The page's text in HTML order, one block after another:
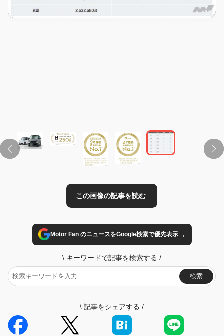
Motor Fan のニュースをGoogle検索で優先表示→
\ キーワードで記事を検索する /
検索
\ 記事をシェアする /